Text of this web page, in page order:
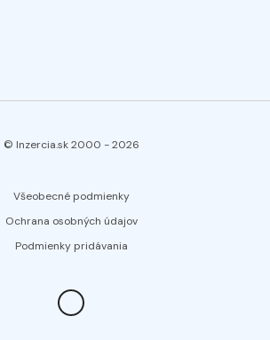
© Inzercia.sk 2000 -2026
Všeobecné podmienky
Ochrana osobných údajov
Podmienky pridávania